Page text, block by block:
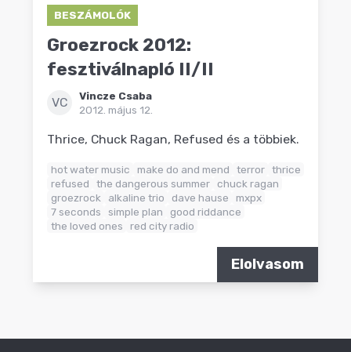
BESZÁMOLÓK
Groezrock 2012:
fesztiválnapló II/II
VC
Vincze Csaba
2012. május 12.
Thrice, Chuck Ragan, Refused és a többiek.
hot water music make do and mend terror thrice
refused
the dangerous summer chuck ragan
groezrock
alkaline trio dave hause
mxpx
7 seconds
simple plan
good riddance
the loved ones
red city radio
Elolvasom